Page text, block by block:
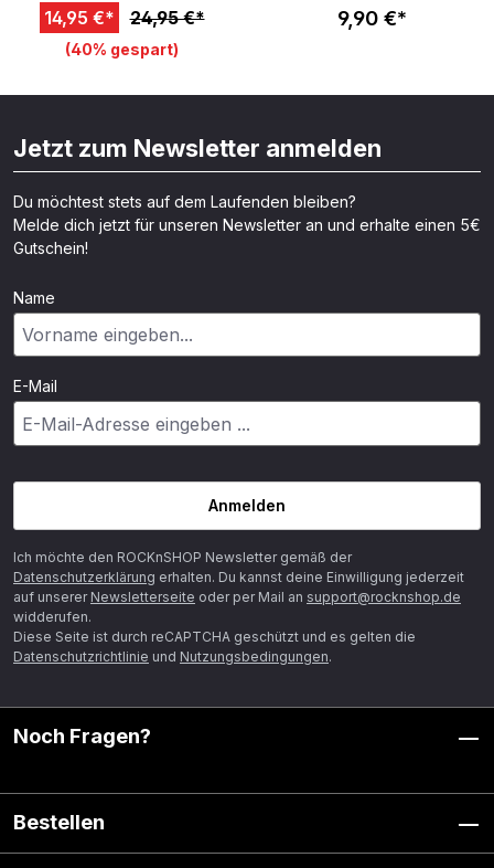
14,95 €* 24,95 €*
(40% gespart)
9,90 €*
Jetzt zum Newsletter anmelden
Du möchtest stets auf dem Laufenden bleiben?
Melde dich jetzt für unseren Newsletter an und erhalte einen 5€
Gutschein!
Name
E-Mail
Anmelden
Ich möchte den ROCKnSHOP Newsletter gemäß der
Datenschutzerklärung erhalten. Du kannst deine Einwilligung jederzeit
auf unserer Newsletterseite oder per Mail an support@rocknshop.de
widderufen.
Diese Seite ist durch reCAPTCHA geschützt und es gelten die
Datenschutzrichtlinie und Nutzungsbedingungen.
Noch Fragen?
Bestellen